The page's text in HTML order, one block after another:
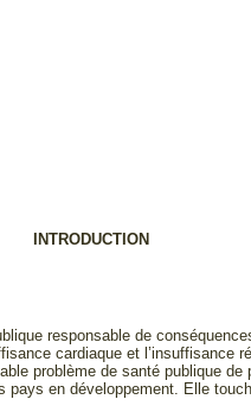
INTRODUCTION
responsable de
cardiaque et l’insuffisance
problème de santé publique
en développement. Elle